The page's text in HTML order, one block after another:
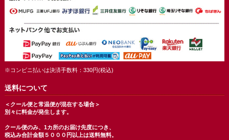
※コンビニ払いは決済手数料：330円(税込)
送料について
＜クール便と常温便が混在する場合＞
別々に料金が発生します。
クール便のみ、1カ所のお届け先度につき、
税込み合計金額５０００円以上は送料無料。